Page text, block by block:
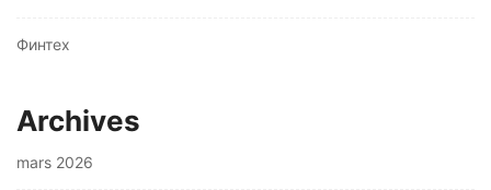
Финтех
Archives
mars 2026